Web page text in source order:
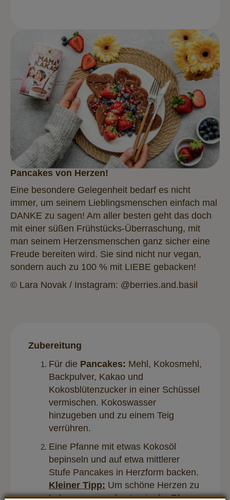
Pancakes von Herzen!
Eine besondere Gelegenheit bedarf es nicht
immer, um seinem Lieblingsmenschen einfach mal
DANKE zu sagen! Am aller besten geht das doch
mit einer süßen Frühstücks-Überraschung, mit
man seinem Herzensmenschen ganz sicher eine
Freude bereiten wird. Sie sind nicht nur vegan,
sondern auch zu 100 % mit LIEBE gebacken!
© Lara Novak / Instagram: @berries.and.basil
Zubereitung
Für die Pancakes: Mehl, Kokosmehl,
Backpulver, Kakao und
Kokosblütenzucker in einer Schüssel
vermischen. Kokoswasser
hinzugeben und zu einem Teig
verrühren.
Eine Pfanne mit etwas Kokosöl
bepinseln und auf etwa mittlerer
Stufe Pancakes in Herzform backen.
Kleiner Tipp: Um schöne Herzen zu
bekommen, am besten in der Pfanne